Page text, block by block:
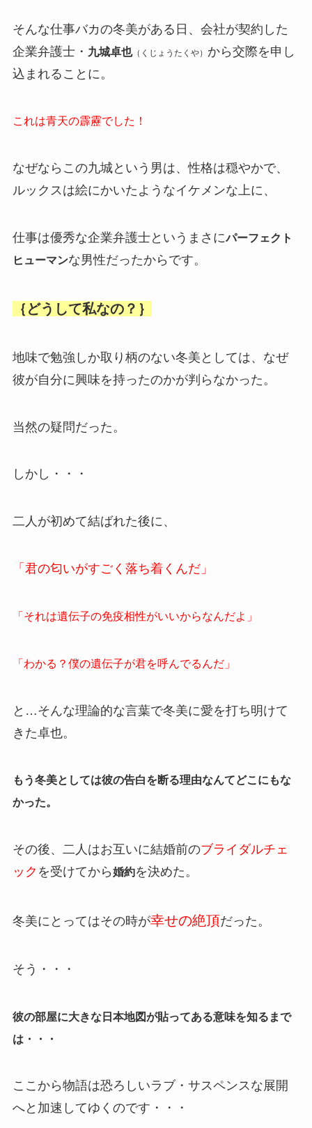
そんな仕事バカの冬美がある日、会社が契約した
企業弁護士・ 九城卓也（くじょうたくや） から交際を申し
込まれることに。
これは青天の霹靂でした！
なぜならこの九城という男は、性格は穏やかで、
ルックスは絵にかいたようなイケメンな上に、
仕事は優秀な企業弁護士というまさにパーフェクト
ヒューマンな男性だったからです。
｛どうして私なの？｝
地味で勉強しか取り柄のない冬美としては、なぜ
彼が自分に興味を持ったのかが判らなかった。
当然の疑問だった。
しかし・・・
二人が初めて結ばれた後に、
「君の匂いがすごく落ち着くんだ」
「それは遺伝子の免疫相性がいいからなんだよ」
「わかる？僕の遺伝子が君を呼んでるんだ」
と…そんな理論的な言葉で冬美に愛を打ち明けて
きた卓也。
もう冬美としては彼の告白を断る理由なんてどこにもな
かった。
その後、二人はお互いに結婚前のブライダルチェ
ック を受けてから婚約を決めた。
冬美にとってはその時が幸せの絶頂だった。
そう・・・
彼の部屋に大きな日本地図が貼ってある意味を知るまで
は・・・
ここから物語は恐ろしいラブ・サスペンスな展開
へと加速してゆくのです・・・